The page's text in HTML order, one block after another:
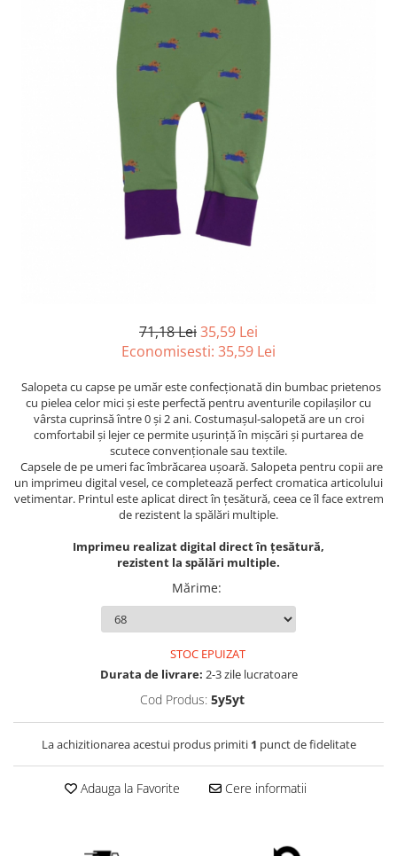
71,18 Lei35,59 Lei
Economisesti: 35,59 Lei
Salopeta cu capse pe umăr este confecţionată din bumbac prietenos
cu pielea celor mici și este perfectă pentru aventurile copilașilor cu
vârsta cuprinsă între 0 și 2 ani. Costumașul-salopetă are un croi
comfortabil și lejer ce permite ușurinţă în mișcări și purtarea de
scutece convenţionale sau textile.
Capsele de pe umeri fac îmbrăcarea ușoară. Salopeta pentru copii are
un imprimeu digital vesel, ce completează perfect cromatica articolului
vetimentar. Printul este aplicat direct în ţesătură, ceea ce îl face extrem
de rezistent la spălări multiple.
Imprimeu realizat digital direct în țesătură,
rezistent la spălări multiple.
Mărime:
STOC EPUIZAT
Durata de livrare: 2-3 zile lucratoare
Cod Produs: 5y5yt
La achizitionarea acestui produs primiti 1 punct de fidelitate
Adauga la Favorite Cere informatii